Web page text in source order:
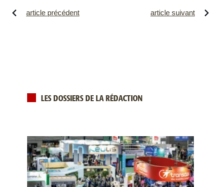
article précédent article suivant
LES DOSSIERS DE LA RÉDACTION